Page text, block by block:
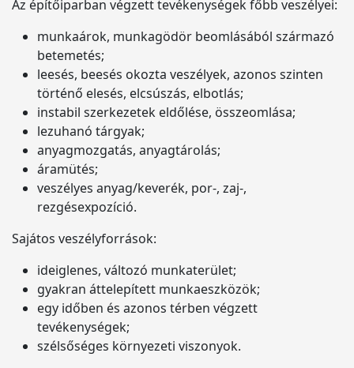
Az építőiparban végzett tevékenységek főbb veszélyei:
munkaárok, munkagödör beomlásából származó
betemetés;
leesés, beesés okozta veszélyek, azonos szinten
történő elesés, elcsúszás, elbotlás;
instabil szerkezetek eldőlése, összeomlása;
lezuhanó tárgyak;
anyagmozgatás, anyagtárolás;
áramütés;
veszélyes anyag/keverék, por-, zaj-,
rezgésexpozíció.
Sajátos veszélyforrások:
ideiglenes, változó munkaterület;
gyakran áttelepített munkaeszközök;
egy időben és azonos térben végzett
tevékenységek;
szélsőséges környezeti viszonyok.